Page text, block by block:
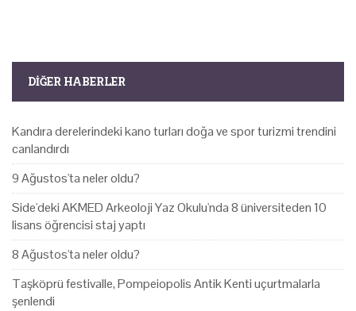
DIĞER HABERLER
Kandıra derelerindeki kano turları doğa ve spor turizmi trendini
canlandırdı
9 Ağustos'ta neler oldu?
Side'deki AKMED Arkeoloji Yaz Okulu'nda 8 üniversiteden 10
lisans öğrencisi staj yaptı
8 Ağustos'ta neler oldu?
Taşköprü festivalle, Pompeiopolis Antik Kenti uçurtmalarla
şenlendi